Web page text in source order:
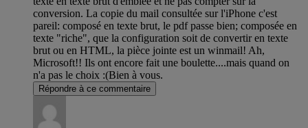
conversion. La copie du mail consultée sur l'iPhone c'est
pareil: composé en texte brut, le pdf passe bien; composée en
texte "riche", que la configuration soit de convertir en texte
brut ou en HTML, la pièce jointe est un winmail! Ah,
Microsoft!! Ils ont encore fait une boulette....mais quand on
n'a pas le choix :(Bien à vous.
Répondre à ce commentaire